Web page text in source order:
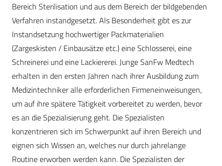
Bereich Sterilisation und aus dem Bereich der bildgebenden
Verfahren instandgesetzt. Als Besonderheit gibt es zur
Instandsetzung hochwertiger Packmaterialien
(Zargeskisten / Einbausätze etc.) eine Schlosserei, eine
Schreinerei und eine Lackiererei. Junge SanFw Medtech
erhalten in den ersten Jahren nach ihrer Ausbildung zum
Medizintechniker alle erforderlichen Firmeneinweisungen,
um auf ihre spätere Tätigkeit vorbereitet zu werden, bevor
es an die Spezialisierung geht. Die Spezialisten
konzentrieren sich im Schwerpunkt auf ihren Bereich und
eignen sich Wissen an, welches nur durch jahrelange
Routine erworben werden kann. Die Spezialisten der